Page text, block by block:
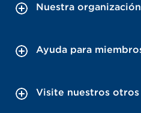
Nuestra organización
Ayuda para
Visite nuestros